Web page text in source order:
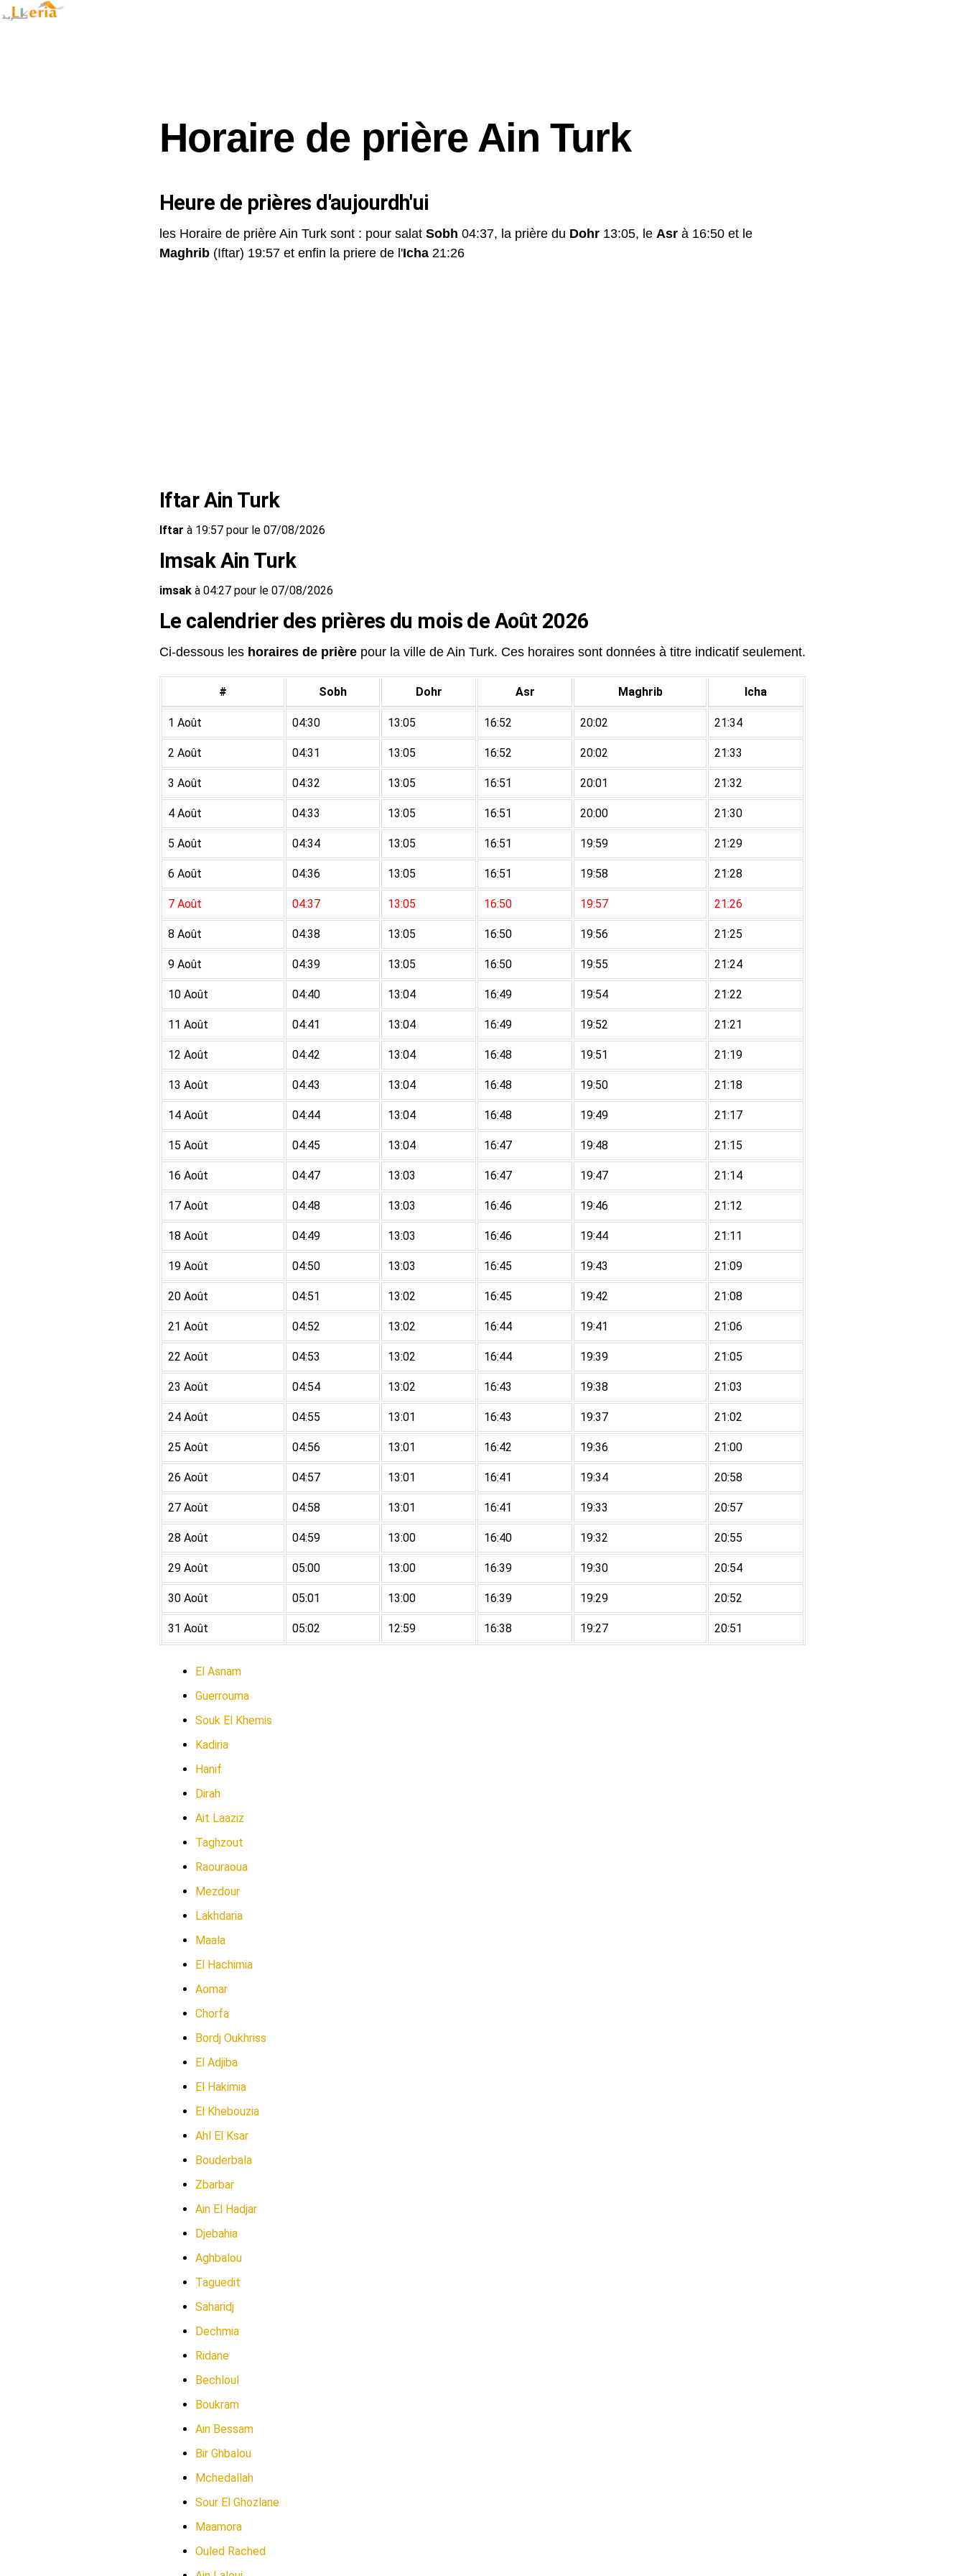
Horaire de prière Ain Turk
Heure de prières d'aujourdh'ui
les Horaire de prière Ain Turk sont : pour salat Sobh 04:37, la prière du Dohr 13:05, le Asr à 16:50 et le
Maghrib (Iftar) 19:57 et enfin la priere de l'Icha 21:26
Iftar Ain Turk
Iftar à 19:57 pour le 07/08/2026
Imsak Ain Turk
imsak à 04:27 pour le 07/08/2026
Le calendrier des prières du mois de Août 2026
Ci-dessous les horaires de prière pour la ville de Ain Turk. Ces horaires sont données à titre indicatif seulement.
# Sobh Dohr Asr Maghrib Icha
1 Août 04:30 13:05 16:52 20:02 21:34
2 Août 04:31 13:05 16:52 20:02 21:33
3 Août 04:32 13:05 16:51 20:01 21:32
4 Août 04:33 13:05 16:51 20:00 21:30
5 Août 04:34 13:05 16:51 19:59 21:29
6 Août 04:36 13:05 16:51 19:58 21:28
7 Août 04:37 13:05 16:50 19:57 21:26
8 Août 04:38 13:05 16:50 19:56 21:25
9 Août 04:39 13:05 16:50 19:55 21:24
10 Août 04:40 13:04 16:49 19:54 21:22
11 Août 04:41 13:04 16:49 19:52 21:21
12 Août 04:42 13:04 16:48 19:51 21:19
13 Août 04:43 13:04 16:48 19:50 21:18
14 Août 04:44 13:04 16:48 19:49 21:17
15 Août 04:45 13:04 16:47 19:48 21:15
16 Août 04:47 13:03 16:47 19:47 21:14
17 Août 04:48 13:03 16:46 19:46 21:12
18 Août 04:49 13:03 16:46 19:44 21:11
19 Août 04:50 13:03 16:45 19:43 21:09
20 Août 04:51 13:02 16:45 19:42 21:08
21 Août 04:52 13:02 16:44 19:41 21:06
22 Août 04:53 13:02 16:44 19:39 21:05
23 Août 04:54 13:02 16:43 19:38 21:03
24 Août 04:55 13:01 16:43 19:37 21:02
25 Août 04:56 13:01 16:42 19:36 21:00
26 Août 04:57 13:01 16:41 19:34 20:58
27 Août 04:58 13:01 16:41 19:33 20:57
28 Août 04:59 13:00 16:40 19:32 20:55
29 Août 05:00 13:00 16:39 19:30 20:54
30 Août 05:01 13:00 16:39 19:29 20:52
31 Août 05:02 12:59 16:38 19:27 20:51
El Asnam
Guerrouma
Souk El Khemis
Kadiria
Hanif
Dirah
Ait Laaziz
Taghzout
Raouraoua
Mezdour
Lakhdaria
Maala
El Hachimia
Aomar
Chorfa
Bordj Oukhriss
El Adjiba
El Hakimia
El Khebouzia
Ahl El Ksar
Bouderbala
Zbarbar
Ain El Hadjar
Djebahia
Aghbalou
Taguedit
Saharidj
Dechmia
Ridane
Bechloul
Boukram
Ain Bessam
Bir Ghbalou
Mchedallah
Sour El Ghozlane
Maamora
Ouled Rached